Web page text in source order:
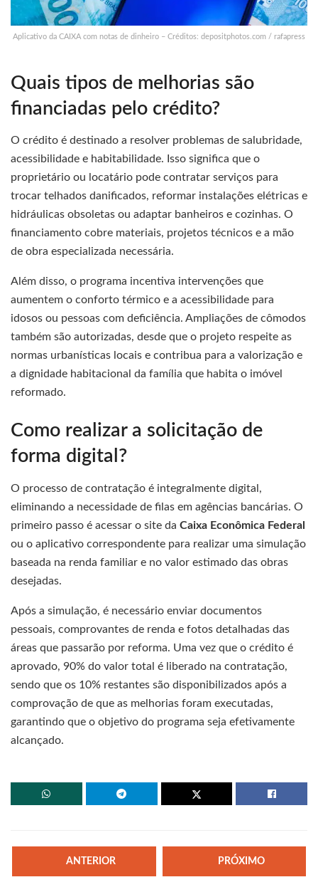
Aplicativo da CAIXA com notas de dinheiro – Créditos: depositphotos.com / rafapress
Quais tipos de melhorias são
financiadas pelo crédito?
O crédito é destinado a resolver problemas de salubridade,
acessibilidade e habitabilidade. Isso significa que o
proprietário ou locatário pode contratar serviços para
trocar telhados danificados, reformar instalações elétricas e
hidráulicas obsoletas ou adaptar banheiros e cozinhas. O
financiamento cobre materiais, projetos técnicos e a mão
de obra especializada necessária.
Além disso, o programa incentiva intervenções que
aumentem o conforto térmico e a acessibilidade para
idosos ou pessoas com deficiência. Ampliações de cômodos
também são autorizadas, desde que o projeto respeite as
normas urbanísticas locais e contribua para a valorização e
a dignidade habitacional da família que habita o imóvel
reformado.
Como realizar a solicitação de
forma digital?
O processo de contratação é integralmente digital,
eliminando a necessidade de filas em agências bancárias. O
primeiro passo é acessar o site da Caixa Econômica Federal
ou o aplicativo correspondente para realizar uma simulação
baseada na renda familiar e no valor estimado das obras
desejadas.
Após a simulação, é necessário enviar documentos
pessoais, comprovantes de renda e fotos detalhadas das
áreas que passarão por reforma. Uma vez que o crédito é
aprovado, 90% do valor total é liberado na contratação,
sendo que os 10% restantes são disponibilizados após a
comprovação de que as melhorias foram executadas,
garantindo que o objetivo do programa seja efetivamente
alcançado.
ANTERIOR PRÓXIMO